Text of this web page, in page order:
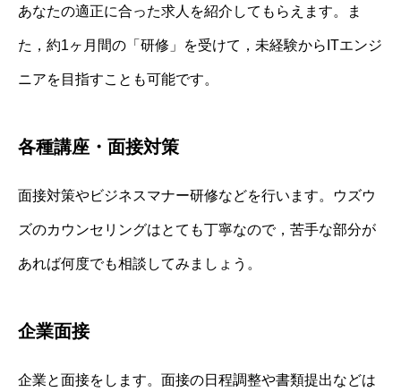
あなたの適正に合った求人を紹介してもらえます。ま
た，約1ヶ月間の「研修」を受けて，未経験からITエンジ
ニアを目指すことも可能です。
各種講座・面接対策
面接対策やビジネスマナー研修などを行います。ウズウ
ズのカウンセリングはとても丁寧なので，苦手な部分が
あれば何度でも相談してみましょう。
企業面接
企業と面接をします。面接の日程調整や書類提出などは